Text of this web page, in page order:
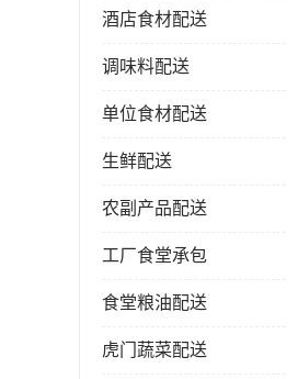
酒店食材配送
调味料配送
单位食材配送
生鲜配送
农副产品配送
工厂食堂承包
食堂粮油配送
虎门蔬菜配送